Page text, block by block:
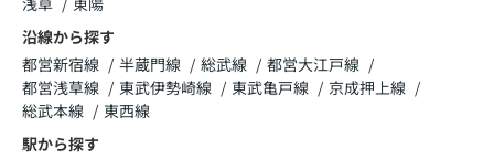
沿線から探す
都営新宿線
半蔵門線 総武線
都営大江戸線
都営浅草線
東武伊勢崎線 東武亀戸線
京成押上線
総武本線
東西線
駅から探す